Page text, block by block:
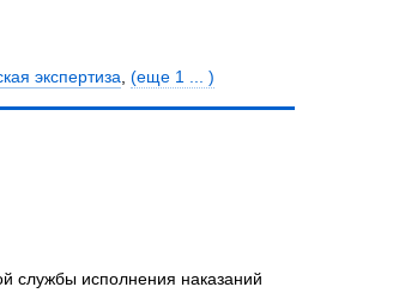
экспертиза, (еще 1 ... )
исполнения наказаний